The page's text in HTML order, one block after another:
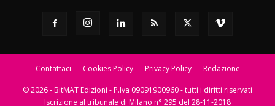
Contattaci Cookies Policy Privacy Policy Redazione
© 2026 - BitMAT Edizioni - P.Iva 09091900960 - tutti i diritti riservati
Iscrizione al tribunale di Milano n° 295 del 28-11-2018